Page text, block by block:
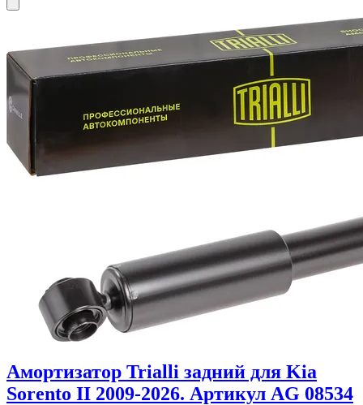
Амортизатор Trialli задний для Kia
Sorento II 2009-2026. Артикул AG 08534